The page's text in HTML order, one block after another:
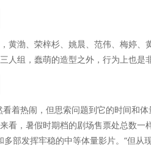
黄渤、荣梓杉、姚晨、范伟、梅婷、
人组，蠢萌的造型之外，行为上也是非
着热闹，但思索问题到它的时间和
看，暑假时期档的剧场售票处总数
多部发挥牢稳的中等体量影片。“但